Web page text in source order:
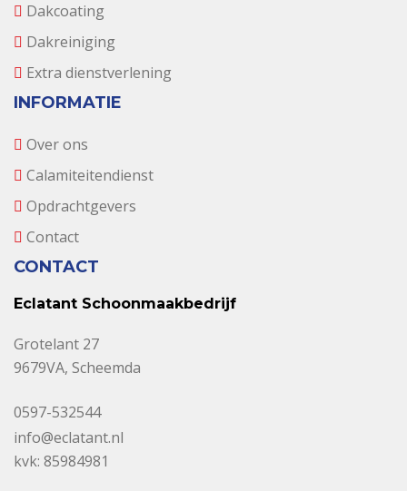
Dakcoating
Dakreiniging
Extra dienstverlening
INFORMATIE
Over ons
Calamiteitendienst
Opdrachtgevers
Contact
CONTACT
Eclatant Schoonmaakbedrijf
Grotelant 27
9679VA, Scheemda
0597-532544
info@eclatant.nl
kvk: 85984981